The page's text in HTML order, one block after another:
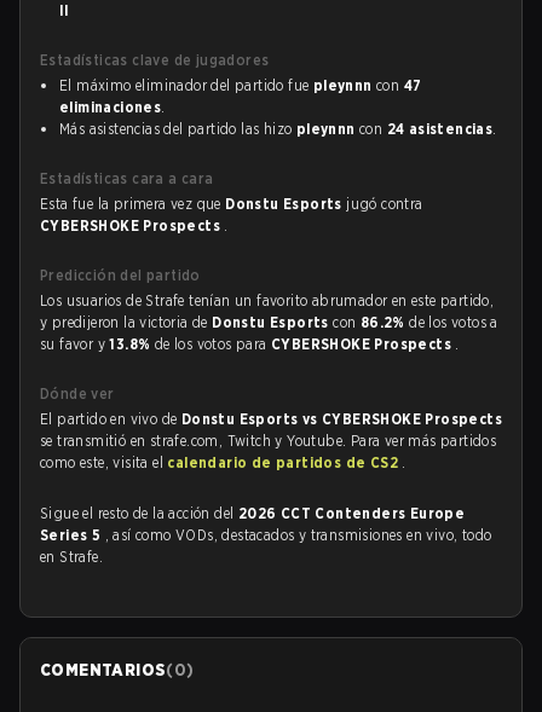
II
Estadísticas clave de jugadores
El máximo eliminador del partido fue pleynnn con 47
eliminaciones.
Más asistencias del partido las hizo pleynnn con 24 asistencias.
Estadísticas cara a cara
Esta fue la primera vez que Donstu Esports jugó contra
CYBERSHOKE Prospects .
Predicción del partido
Los usuarios de Strafe tenían un favorito abrumador en este partido,
y predijeron la victoria de Donstu Esportscon 86.2%de los votos a
su favor y13.8% de los votos para CYBERSHOKE Prospects .
Dónde ver
El partido en vivo de Donstu Esports vs CYBERSHOKE Prospects
se transmitió en strafe.com, Twitch y Youtube. Para ver más partidos
como este, visita el calendario de partidos de CS2 .
Sigue el resto de la acción del 2026 CCT Contenders Europe
Series 5 , así como VODs, destacados y transmisiones en vivo, todo
en Strafe.
COMENTARIOS(0)